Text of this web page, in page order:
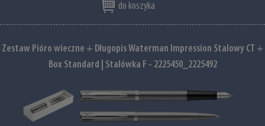
do koszyka
Zestaw Pióro wieczne + Długopis Waterman Impression Stalowy CT +
Box Standard | Stalówka F - 2225450_2225492